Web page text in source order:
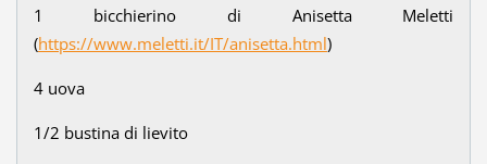
1 bicchierino di Anisetta Meletti
(https://www.meletti.it/IT/anisetta.html)
4 uova
1/2 bustina di lievito